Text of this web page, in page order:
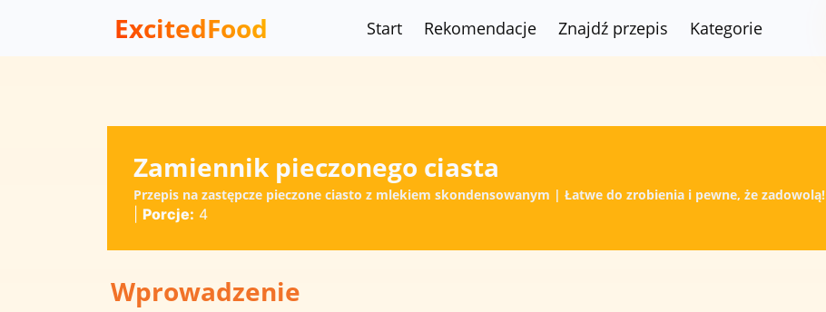
ExcitedFood Start Rekomendacje Znajdź przepis Kategorie
Zamiennik pieczonego ciasta
Przepis na zastępcze pieczone ciasto z mlekiem skondensowanym | Łatwe do zrobienia i pewne, że zadowolą!
Porcje: 4
Wprowadzenie